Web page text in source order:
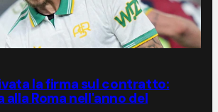
la firma sul contratto:
alla Roma nell'anno del